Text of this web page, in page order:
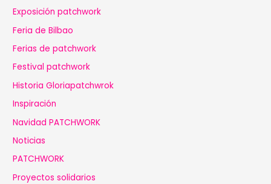
Exposición patchwork
Feria de Bilbao
Ferias de patchwork
Festival patchwork
Historia Gloriapatchwrok
Inspiración
Navidad PATCHWORK
Noticias
PATCHWORK
Proyectos solidarios